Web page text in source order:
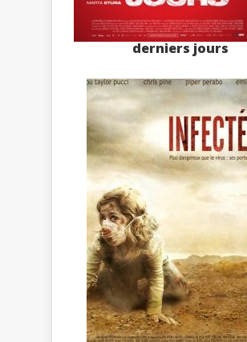
derniers jours